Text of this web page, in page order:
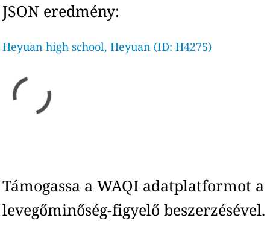
JSON eredmény:
Heyuan high school, Heyuan (ID: H4275)
Támogassa a WAQI adatplatformot a
levegőminőség-figyelő beszerzésével.